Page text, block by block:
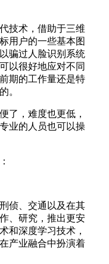
技术，借助于三维
用户的一些基本图
骗过人脸识别系统
以很好地应对不同
期的工作量还是特
。
，难度也更低，
业的人员也可以操
侦、交通以及在其
、研究，推出更安
和深度学习技术，
产业融合中扮演着